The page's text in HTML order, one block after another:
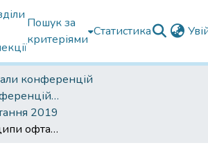
Пошук за
критеріями
Статистика
конференцій
Матеріали конференцій Інституту Філатова
2019
Основні принципи офтальмологічної пластичної хірургії